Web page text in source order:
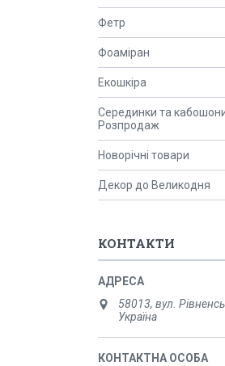
Фетр
Фоаміран
Екошкіра
Серединки та
Розпродаж
Новорічні товари
Декор до Великодня
КОНТАКТИ
58013, вул.
Україна